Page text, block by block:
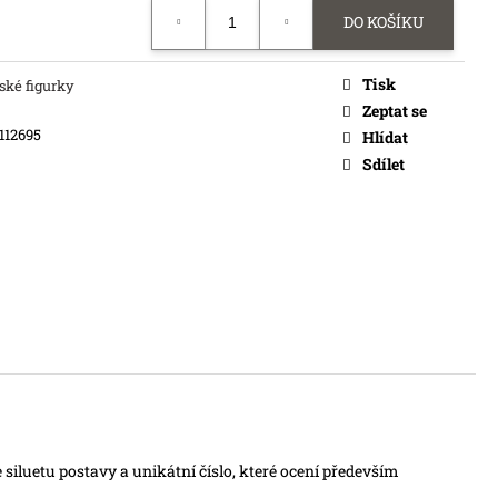
DO KOŠÍKU
figurky
Tisk
Zeptat se
Hlídat
Sdílet
postavy a unikátní číslo, které ocení především